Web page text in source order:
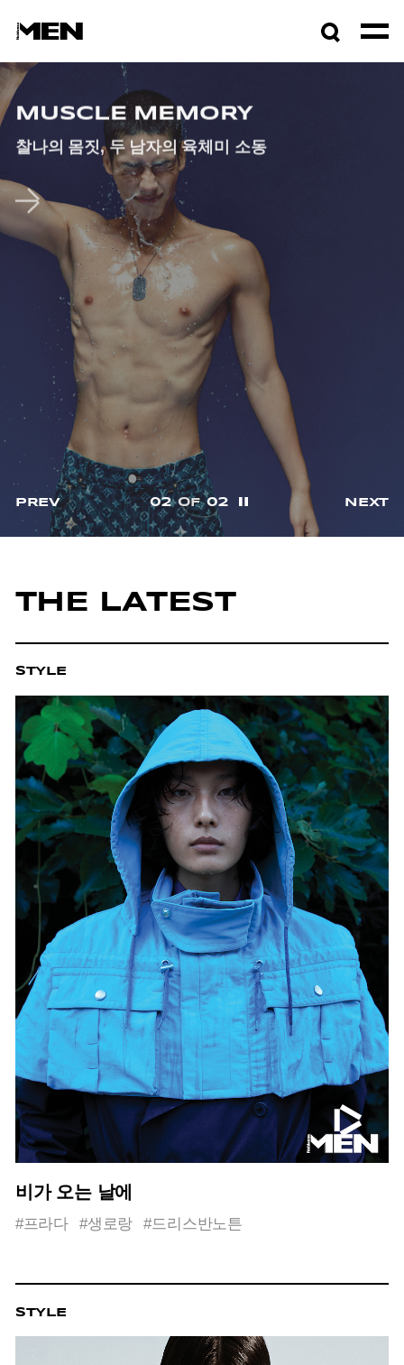
검색창
MUSCLE MEMORY
찰나의 몸짓, 두 남자의 육체미 소동
링크
이동
MUSCLE MEMORY
찰나의 몸짓, 두 남자의 육체미 소동
링크
이동
칵테일과 주얼리, 반짝이는 모든 것을 위해
치얼스!
SPARKING GARNISH
링크
이동
PREV NEXT
02 OF 02 일시정지
THE LATEST
STYLE
비가 오는 날에
#프라다 #생로랑 #드리스반노튼
STYLE